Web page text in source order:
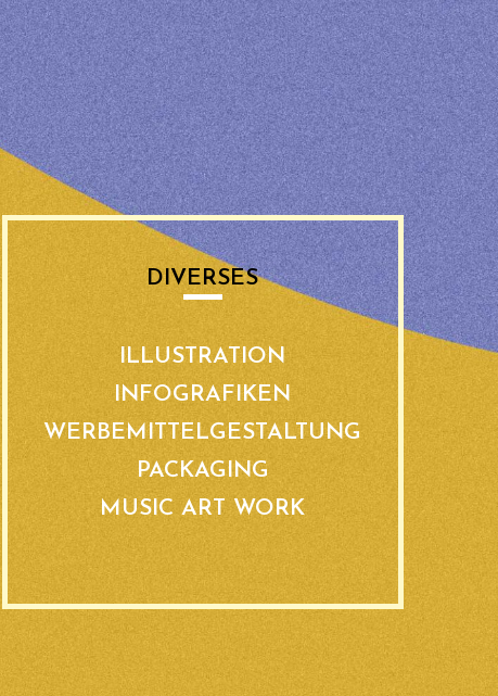
DIVERSES
ILLUSTRATION
INFOGRAFIKEN
WERBEMITTELGESTALTUNG
PACKAGING
MUSIC ART WORK